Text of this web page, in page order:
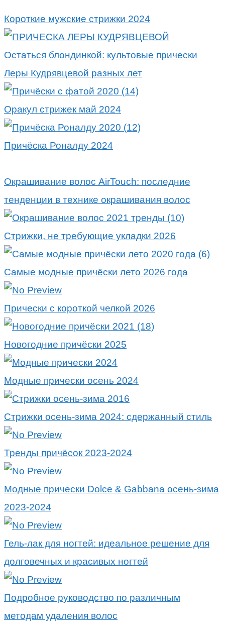
Короткие мужские стрижки 2024
Остаться блондинкой: культовые прически
Леры Кудрявцевой разных лет
Оракул стрижек май 2024
Причёска Роналду 2024
Окрашивание волос AirTouch: последние
тенденции в технике окрашивания волос
Стрижки, не требующие укладки 2026
Самые модные причёски лето 2026 года
Прически с короткой челкой 2026
Новогодние причёски 2025
Модные прически осень 2024
Стрижки осень-зима 2024: сдержанный стиль
Тренды причёсок 2023-2024
Модные прически Dolce & Gabbana осень-зима
2023-2024
Гель-лак для ногтей: идеальное решение для
долговечных и красивых ногтей
Подробное руководство по различным
методам удаления волос